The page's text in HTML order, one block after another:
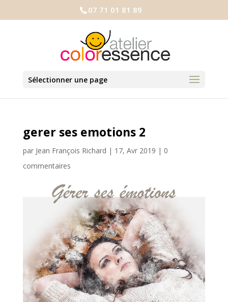
07 71 01 81 89
Sélectionner une page
gerer ses emotions 2
par Jean François Richard | 17, Avr 2019 | 0
commentaires